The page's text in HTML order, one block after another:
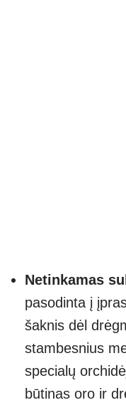
Netinkamas
pasodinta į
šaknis dėl
stambesnius
specialų
būtinas oro ir